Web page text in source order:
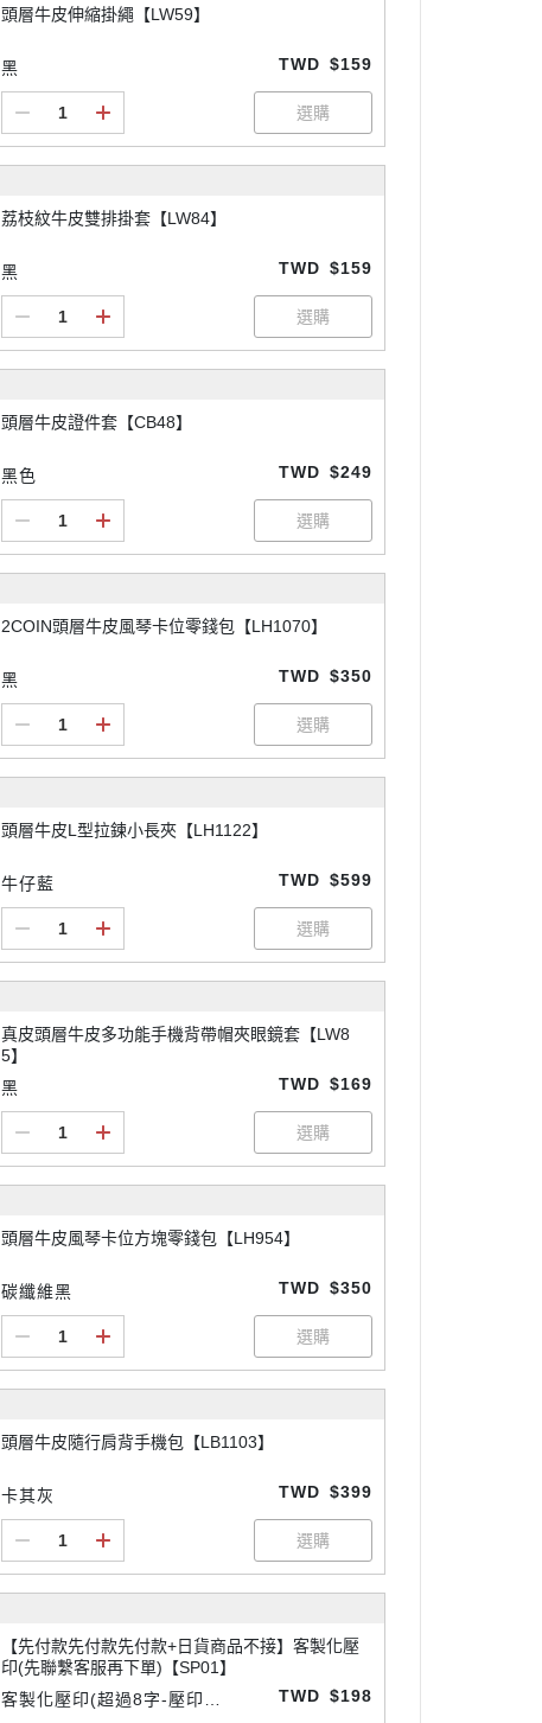
頭層牛皮伸縮掛繩【LW59】
黑 TWD $159
荔枝紋牛皮雙排掛套【LW84】
黑 TWD $159
頭層牛皮證件套【CB48】
黑色 TWD $249
2COIN頭層牛皮風琴卡位零錢包【LH1070】
黑 TWD $350
頭層牛皮L型拉鍊小長夾【LH1122】
牛仔藍 TWD $599
真皮頭層牛皮多功能手機背帶帽夾眼鏡套【LW8
5】
黑
TWD $169
頭層牛皮風琴卡位方塊零錢包【LH954】
碳纖維黑 TWD $350
頭層牛皮隨行肩背手機包【LB1103】
卡其灰 TWD $399
【先付款先付款先付款+日貨商品不接】客製化壓
印(先聯繫客服再下單)【SP01】
客製化壓印(超過8字-壓印請
TWD $198